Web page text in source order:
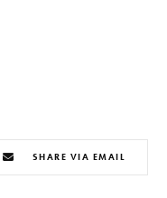
SHARE VIA EMAIL